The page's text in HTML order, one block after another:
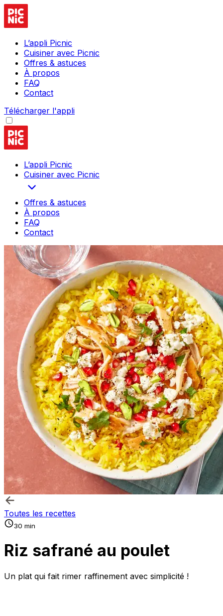
L’appli Picnic
Cuisiner avec Picnic
Offres & astuces
À propos
FAQ
Contact
Télécharger l'appli
L’appli Picnic
Cuisiner avec Picnic
Offres & astuces
À propos
FAQ
Contact
Toutes les recettes
30 min
Riz safrané au poulet
Un plat qui fait rimer raffinement avec simplicité !